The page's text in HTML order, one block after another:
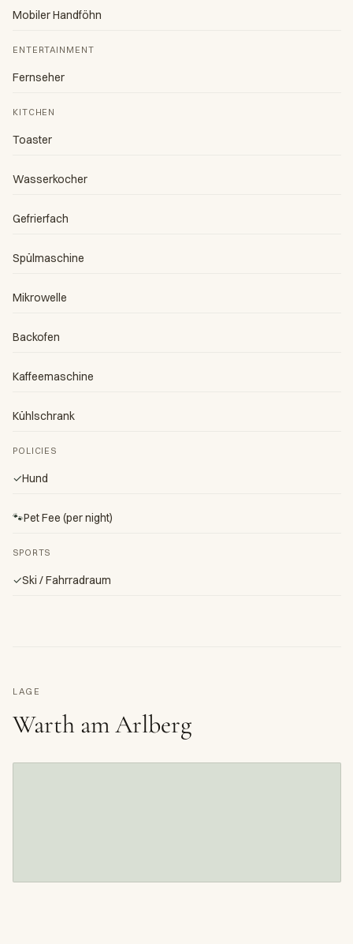
Mobiler Handföhn
ENTERTAINMENT
Fernseher
KITCHEN
Toaster
Wasserkocher
Gefrierfach
Spülmaschine
Mikrowelle
Backofen
Kaffeemaschine
Kühlschrank
POLICIES
✓Hund
🐾Pet Fee (per night)
SPORTS
✓Ski / Fahrradraum
LAGE
Warth am Arlberg